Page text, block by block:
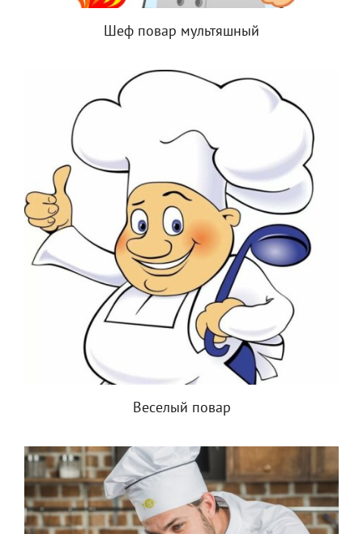
Шеф повар мультяшный
Веселый повар